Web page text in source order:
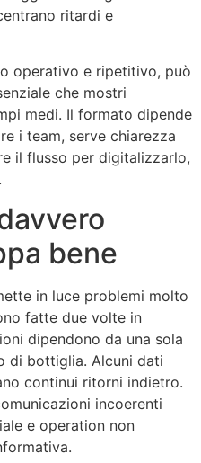
ritardi e
operativo e ripetitivo, può
che mostri
medi. Il formato dipende
i team, serve chiarezza
il flusso per digitalizzarlo,
bene
in luce problemi molto
fatte due volte in
dipendono da una sola
di bottiglia. Alcuni dati
continui ritorni indietro.
incoerenti
e operation non